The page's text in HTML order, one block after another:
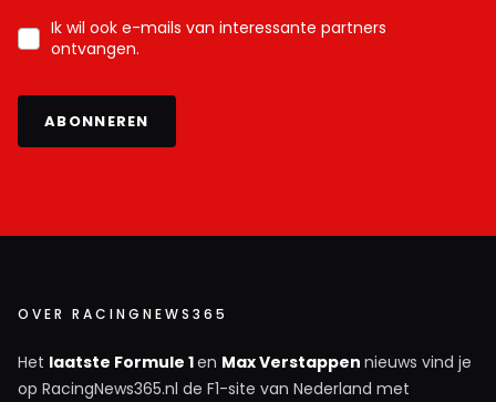
Ik wil ook e-mails van interessante partners
ontvangen.
ABONNEREN
OVER RACINGNEWS365
Het laatste Formule 1en Max Verstappen nieuws vind je
op RacingNews365.nl de F1-site van Nederland met